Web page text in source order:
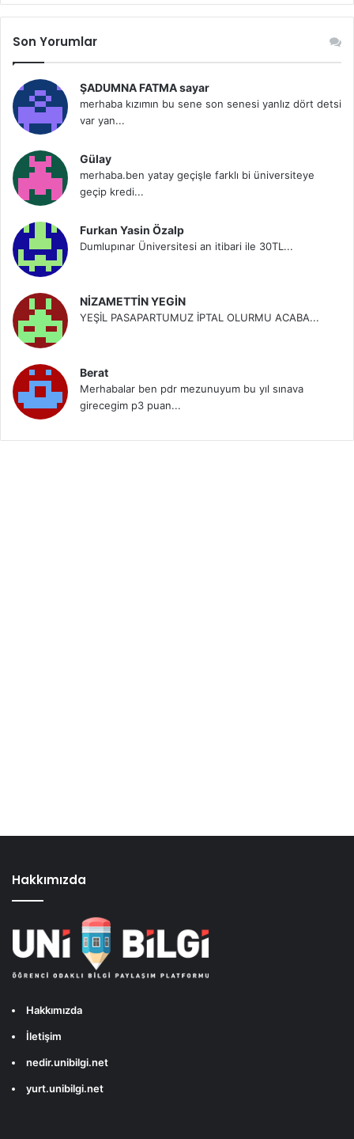
Son Yorumlar
ŞADUMNA FATMA sayar
merhaba kızımın bu sene son senesi yanlız dört detsi
var yan...
Gülay
merhaba.ben yatay geçişle farklı bi üniversiteye
geçip kredi...
Furkan Yasin Özalp
Dumlupınar Üniversitesi an itibari ile 30TL...
NİZAMETTİN YEGİN
YEŞİL PASAPARTUMUZ İPTAL OLURMU ACABA...
Berat
Merhabalar ben pdr mezunuyum bu yıl sınava
girecegim p3 puan...
Hakkımızda
Hakkımızda
İletişim
nedir.unibilgi.net
yurt.unibilgi.net